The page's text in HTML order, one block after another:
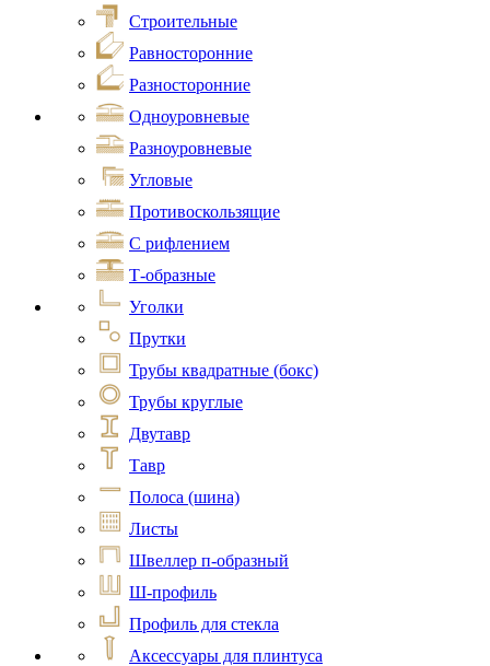
Строительные
Равносторонние
Разносторонние
Одноуровневые
Разноуровневые
Угловые
Противоскользящие
С рифлением
Т-образные
Уголки
Прутки
Трубы квадратные (бокс)
Трубы круглые
Двутавр
Тавр
Полоса (шина)
Листы
Швеллер п-образный
Ш-профиль
Профиль для стекла
Аксессуары для плинтуса